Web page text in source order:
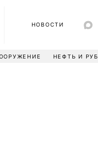
НОВОСТИ
НЕФТЬ И